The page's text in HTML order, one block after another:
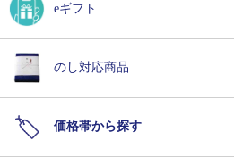
eギフト
のし対応商品
価格帯から探す